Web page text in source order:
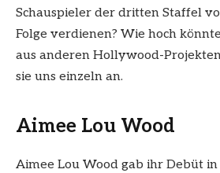
Schauspieler der dritten Staffel
Folge verdienen? Wie hoch
aus anderen Hollywood-
sie uns einzeln an.
Aimee Lou Wood
Aimee Lou Wood gab ihr Debüt